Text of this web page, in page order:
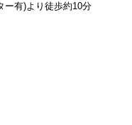
ー有)より徒歩約10分